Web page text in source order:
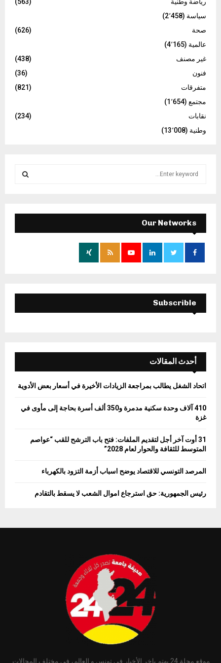
رياضة وطنية
(563)
سياسة (2٬458)
صحة
(626)
عالمية (4٬165)
غير مصنف
(438)
فنون
(36)
متفرقات
(821)
مجتمع (1٬654)
نقابات
(234)
وطنية (13٬008)
f
o
E
A
H
Our Networks
Subscrible
أحدث المقالات
اتحاد الشغل يطالب بمراجعة الزيادات الأخيرة في أسعار بعض الأدوية
410 آلاف وحدة سكنية مدمرة و350 ألف أسرة بحاجة إلى مأوى في
غزة
31 أوت آخر أجل لتقديم الملفات: فتح باب الترشح للقب “عواصم
المتوسط للثقافة والحوار لعام 2028”
المرصد التونسي للاقتصاد يوضح اسباب أزمة التزود بالكهرباء
رئيس الجمهورية: حق استرجاع اموال الشعب لا يسقط بالتقادم
موقع مجلة 24 يهتم ياخر الأخبار في تونس و العالم، في مختلف المجالات.